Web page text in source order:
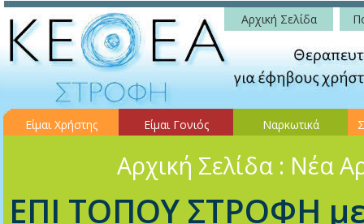
Αρχική Σελίδα
Είμαι Χρήστης Είμαι Γονιός Ναρκωτικά
Αρχική Σελίδα : Νέα
ΕΠΙ ΤΟΠΟΥ ΣΤΡΟΦΗ